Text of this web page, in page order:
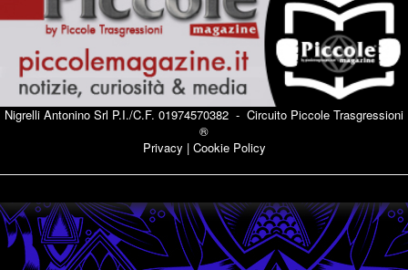
Nigrelli Antonino Srl P.I./C.F. 01974570382 - Circuito Piccole Trasgressioni
®
Privacy | Cookie Policy